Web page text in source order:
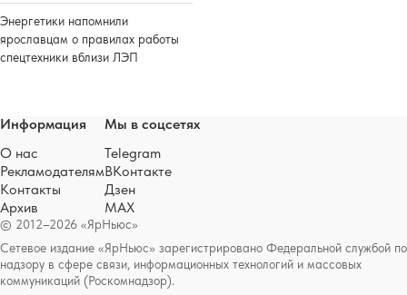
Энергетики напомнили
ярославцам о правилах работы
спецтехники вблизи ЛЭП
© 2012–2026 «ЯрНьюс»
Сетевое издание «ЯрНьюс» зарегистрировано Федеральной службой по
надзору в сфере связи, информационных технологий и массовых
коммуникаций (Роскомнадзор).
Информация
О нас
Рекламодателям
Контакты
Архив
Мы в соцсетях
Telegram
ВКонтакте
Дзен
MAX